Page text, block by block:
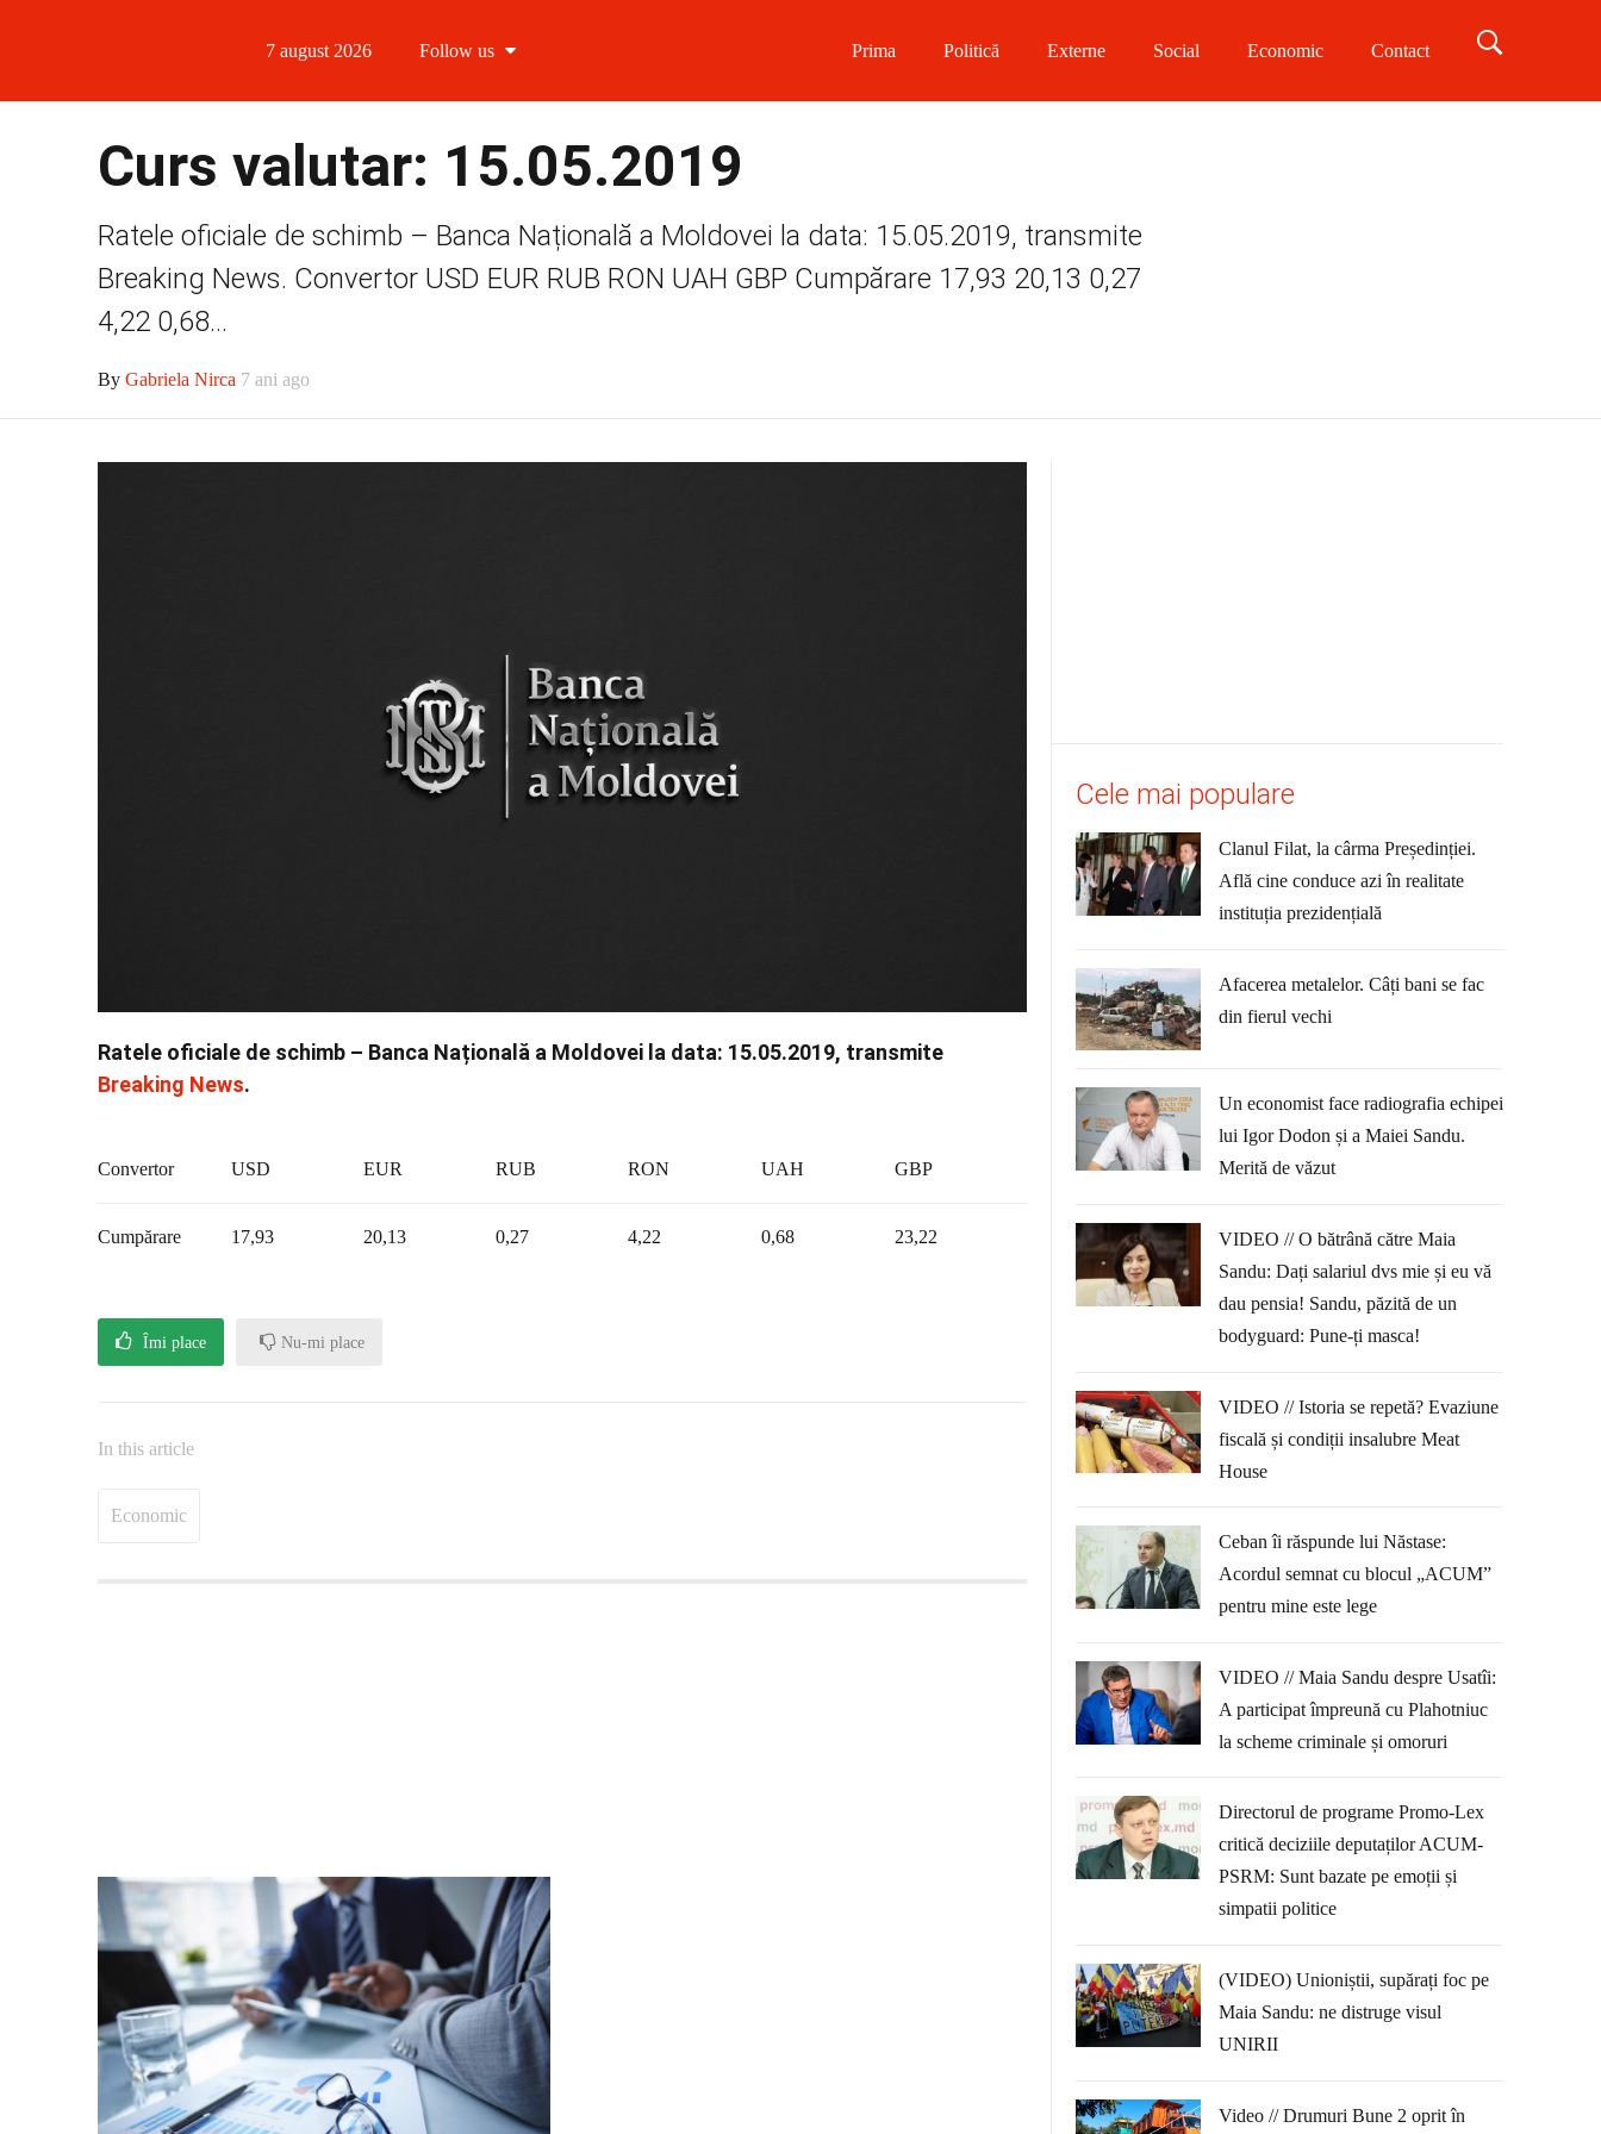
7 august 2026 Follow us
Follow us on Twitter
Follow us on Instagram
Prima Politică Externe Social Economic Contact
Curs valutar: 15.05.2019
Ratele oficiale de schimb – Banca Națională a Moldovei la data: 15.05.2019, transmite
Breaking News. Convertor USD EUR RUB RON UAH GBP Cumpărare 17,93 20,13 0,27
4,22 0,68...
By Gabriela Nirca 7 ani ago
Ratele oficiale de schimb – Banca Națională a Moldovei la data: 15.05.2019, transmite
Breaking News.
Convertor USD EUR RUB RON UAH GBP
Cumpărare 17,93 20,13 0,27 4,22 0,68 23,22
Îmi place Nu-mi place
In this article
Economic
Cele mai populare
Clanul Filat, la cârma Președinției.
Află cine conduce azi în realitate
instituția prezidențială
Afacerea metalelor. Câți bani se fac
din fierul vechi
Un economist face radiografia echipei
lui Igor Dodon și a Maiei Sandu.
Merită de văzut
VIDEO // O bătrână către Maia
Sandu: Dați salariul dvs mie și eu vă
dau pensia! Sandu, păzită de un
bodyguard: Pune-ți masca!
VIDEO // Istoria se repetă? Evaziune
fiscală și condiții insalubre Meat
House
Ceban îi răspunde lui Năstase:
Acordul semnat cu blocul „ACUM”
pentru mine este lege
VIDEO // Maia Sandu despre Usatîi:
A participat împreună cu Plahotniuc
la scheme criminale și omoruri
Directorul de programe Promo-Lex
critică deciziile deputaților ACUM-
PSRM: Sunt bazate pe emoții și
simpatii politice
(VIDEO) Unioniștii, supărați foc pe
Maia Sandu: ne distruge visul
UNIRII
Video // Drumuri Bune 2 oprit în